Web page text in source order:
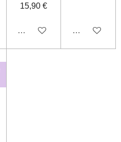
15,90 €
Désactivé Désactivé